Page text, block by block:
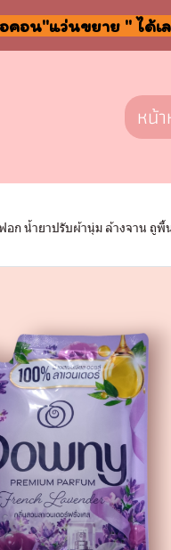
อน"แว่นขยาย " ได้เ
หน้
อก น้ำยาปรับผ้านุ่ม ล้างจาน ถูพื้